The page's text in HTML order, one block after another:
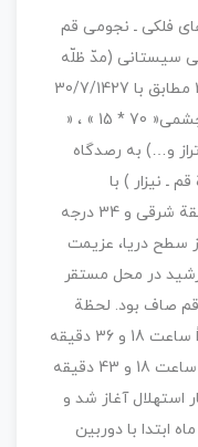
فلکی ـ نجومی قم
سيستانی (مدّ ظلّه
العالی) بعد از ظهر روز جمعه 3/6/1385 مطابق با 30/7/1427
با تجهيزات کامل ( از قبيل: دوربين دوچشمی« 70 * 15 » ، «
نما ، تراز و…) به رصدگاه
در کيلومتر4 جادّة قم ـ نيزار ) با
مختصّات جغرافيايي50 درجه و 48 دقيقة شرقی و 34 درجه
متر ارتفاع از سطح دريا، عزيمت
در محل مستقر
صاف بود. لحظة
غروب ظاهريِ ( رصديِ ) خورشيد حدوداً ساعت 18 و 36 دقيقه
و زمان غروب واقعيِ ( محاسباتيِ ) آن ساعت 18 و 43 دقيقه
استهلال آغاز شد و
ابتدا با دوربين